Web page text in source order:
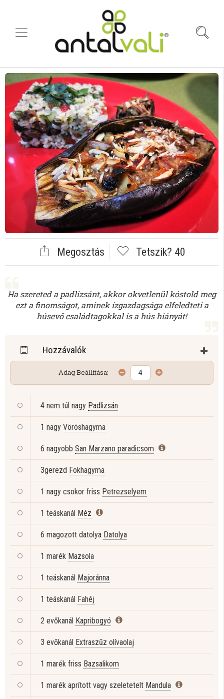
Megosztás Tetszik? 40
Ha szereted a padlizsánt, akkor okvetlenül kóstold meg
ezt a finomságot, aminek ízgazdagsága elfeledteti a
húsevő családtagokkal is a hús hiányát!
Hozzávalók
Adag Beállítása:
4 nem túl nagy Padlizsán
1 nagy Vöröshagyma
6 nagyobb San Marzano paradicsom
3gerezd Fokhagyma
1 nagy csokor friss Petrezselyem
1 teáskanál Méz
6 magozott datolya Datolya
1 marék Mazsola
1 teáskanál Majoránna
1 teáskanál Fahéj
2 evőkanál Kapribogyó
3 evőkanál Extraszűz olívaolaj
1 marék friss Bazsalikom
1 marék aprított vagy szeletetelt Mandula